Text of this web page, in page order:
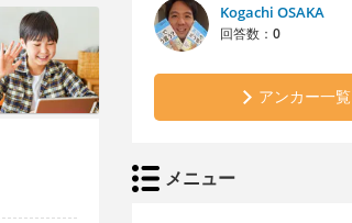
Kogachi OSAKA
回答数： 0
アンカー一覧
メニュー